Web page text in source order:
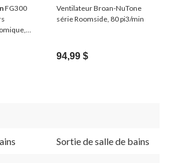
FG300
Ventilateur Broan-NuTone
série Roomside, 80 pi3/min
94,99 $
Sortie de salle de bains